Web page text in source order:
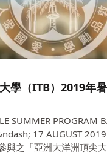
學（ITB）2019年
SUMMER PROGRAM
17 AUGUST
與之「亞洲大洋洲頂尖